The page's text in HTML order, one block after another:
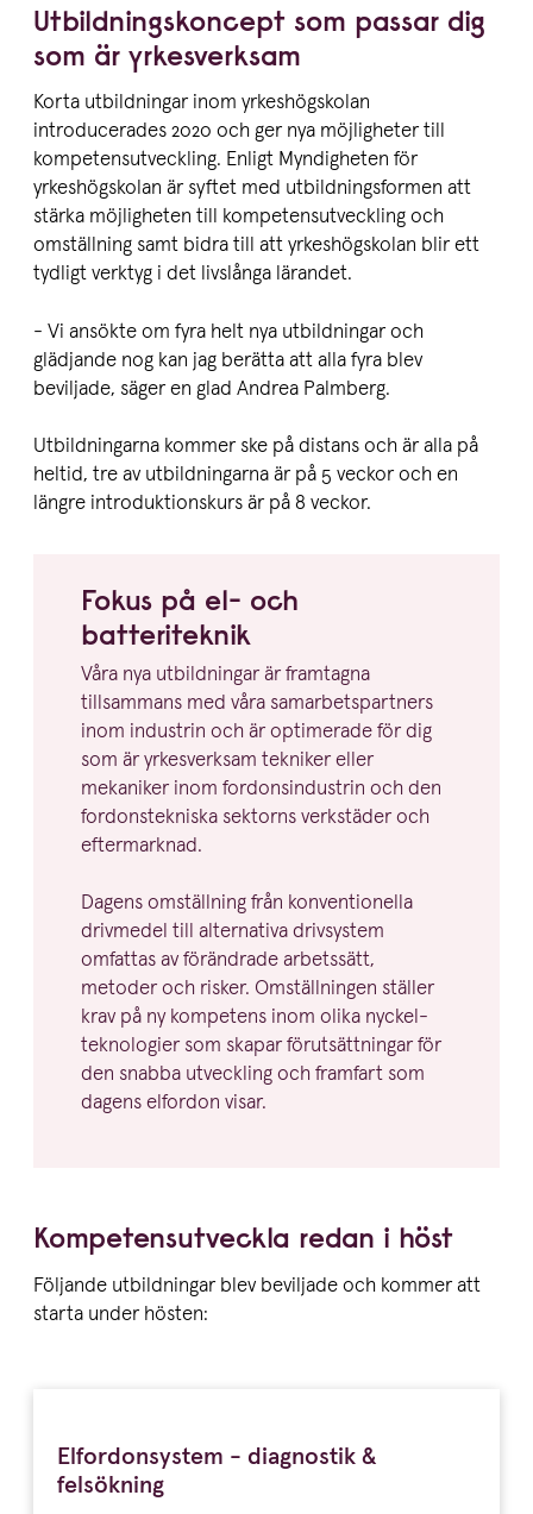
Utbildningskoncept som passar dig
som är yrkesverksam
Korta utbildningar inom yrkeshögskolan
introducerades 2020 och ger nya möjligheter till
kompetensutveckling. Enligt Myndigheten för
yrkeshögskolan är syftet med utbildningsformen att
stärka möjligheten till kompetensutveckling och
omställning samt bidra till att yrkeshögskolan blir ett
tydligt verktyg i det livslånga lärandet.
- Vi ansökte om fyra helt nya utbildningar och
glädjande nog kan jag berätta att alla fyra blev
beviljade, säger en glad Andrea Palmberg.
Utbildningarna kommer ske på distans och är alla på
heltid, tre av utbildningarna är på 5 veckor och en
längre introduktionskurs är på 8 veckor.
Fokus på el- och
batteriteknik
Våra nya utbildningar är framtagna
tillsammans med våra samar­bets­partners
inom industrin och är optimerade för dig
som är yrkes­verksam tekniker eller
mekaniker inom fordonsin­du­strin och den
fordons­tek­niska sektorns verkstäder och
eftermarknad.
Dagens omställning från konven­tio­nella
drivmedel till alternativa drivsystem
omfattas av förändrade arbetssätt,
metoder och risker. Omställ­ningen ställer
krav på ny kompetens inom olika nyckel­
tek­no­logier som skapar förut­sätt­ningar för
den snabba utveckling och framfart som
dagens elfordon visar.
Kompe­tens­ut­veckla redan i höst
Följande utbildningar blev beviljade och kommer att
starta under hösten:
Elfordonsystem - diagnostik &
felsökning